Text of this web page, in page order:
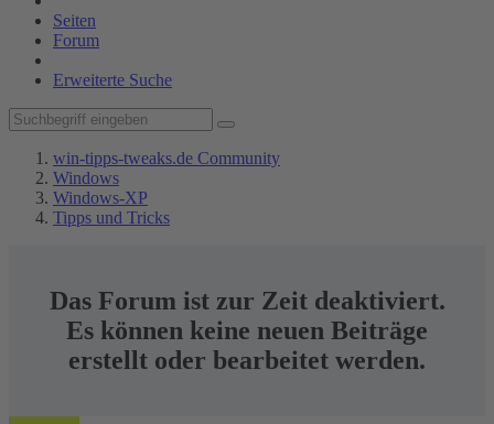
Seiten
Forum
Erweiterte Suche
win-tipps-tweaks.de Community
Windows
Windows-XP
Tipps und Tricks
Das Forum ist zur Zeit deaktiviert.
Es können keine neuen Beiträge
erstellt oder bearbeitet werden.